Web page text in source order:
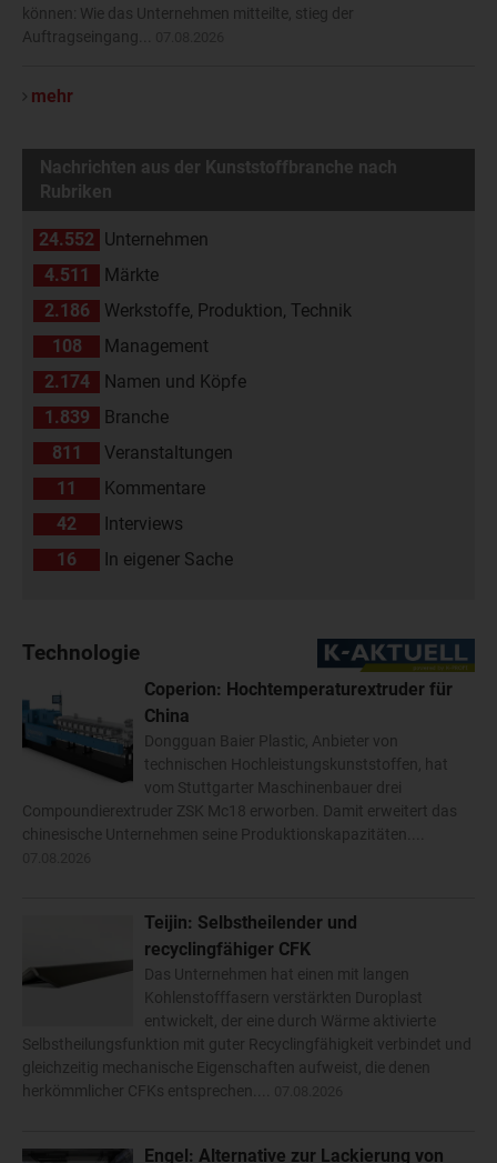
können: Wie das Unternehmen mitteilte, stieg der
Auftragseingang...
mehr
Nachrichten aus der Kunststoffbranche nach
Rubriken
24.552 Unternehmen
4.511
Märkte
2.186
Werkstoffe, Produktion, Technik
108
Management
2.174
Namen und Köpfe
1.839
Branche
811
Veranstaltungen
11
Kommentare
42
Interviews
16
In eigener Sache
Technologie
Coperion: Hochtemperaturextruder für
China
Dongguan Baier Plastic, Anbieter von
technischen Hochleistungskunststoffen, hat
vom Stuttgarter Maschinenbauer drei
Compoundierextruder ZSK Mc18 erworben. Damit erweitert das
chinesische Unternehmen seine Produktionskapazitäten....
Teijin: Selbstheilender und
recyclingfähiger CFK
Das Unternehmen hat einen mit langen
Kohlenstofffasern verstärkten Duroplast
entwickelt, der eine durch Wärme aktivierte
Selbstheilungsfunktion mit guter Recyclingfähigkeit verbindet und
gleichzeitig mechanische Eigenschaften aufweist, die denen
herkömmlicher CFKs entsprechen....
Engel: Alternative zur Lackierung von